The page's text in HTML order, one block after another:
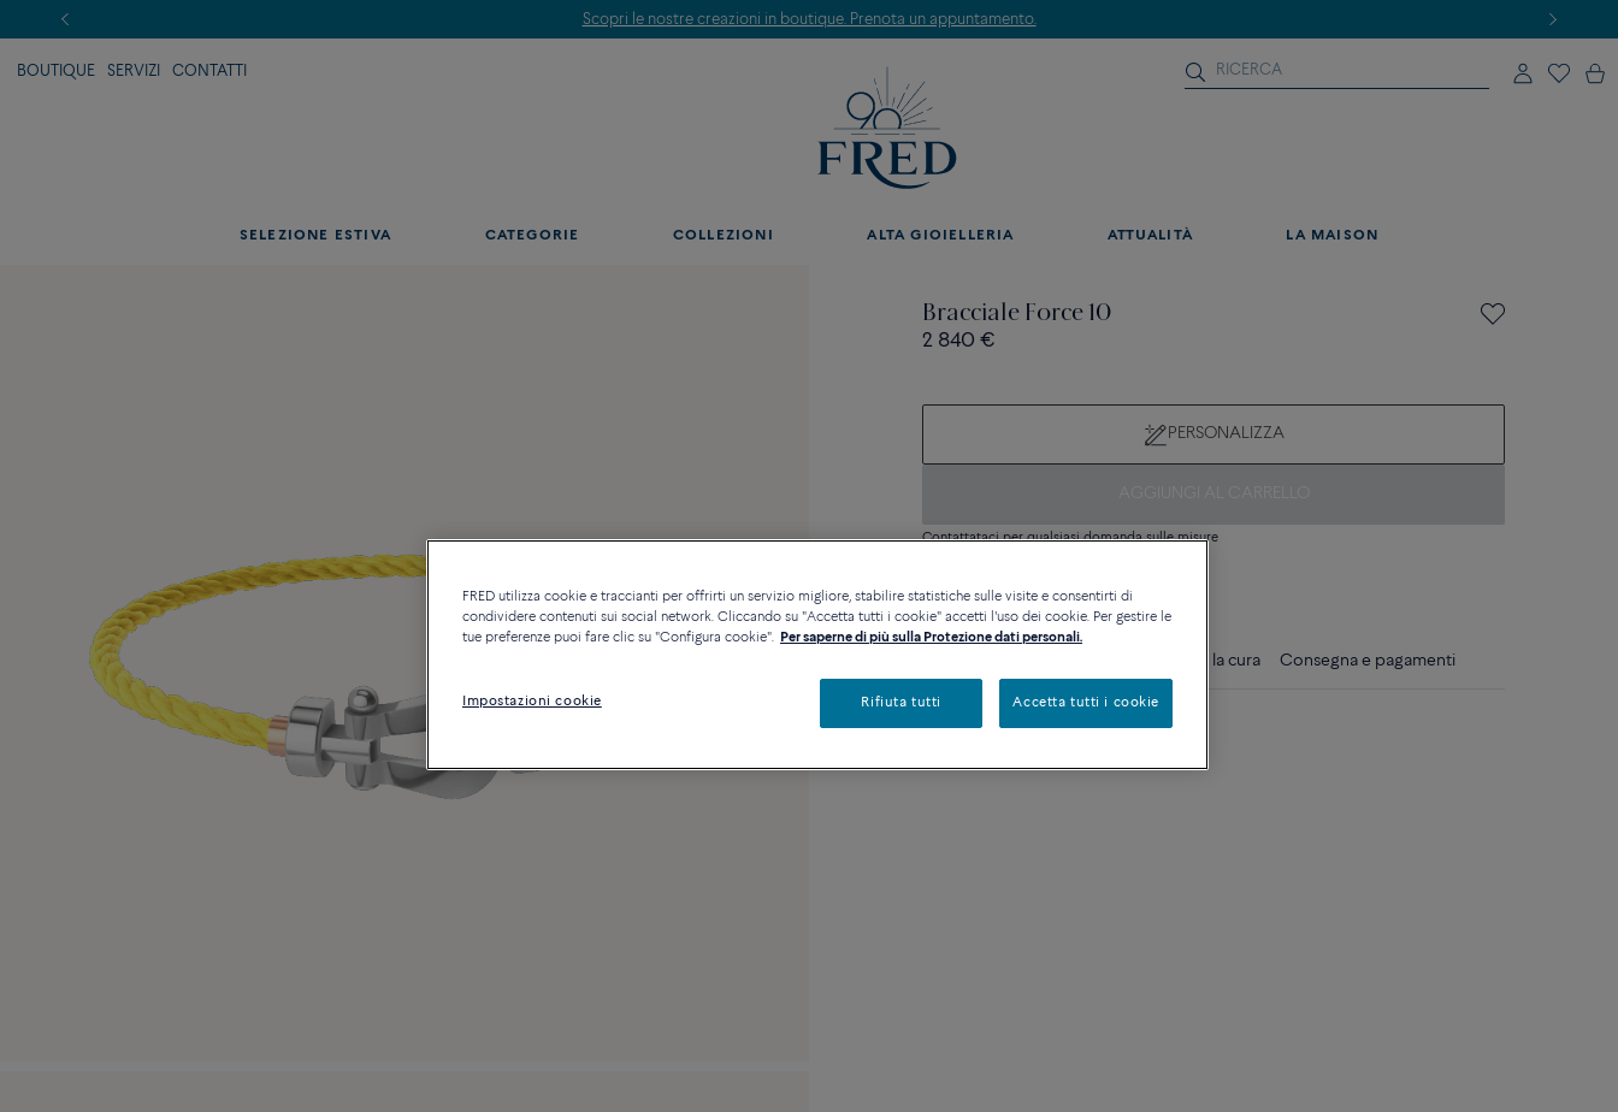
Scopri le nostre creazioni in boutique. Prenota un appuntamento.
BOUTIQUE SERVIZI CONTATTI
SELEZIONE ESTIVA CATEGORIE COLLEZIONI ALTA GIOIELLERIA ATTUALITÀ LA MAISON
Bracciale Force 10
2 840 €
PERSONALIZZA
Contattataci per qualsiasi domanda sulle misure
Consigli per la cura Consegna e pagamenti
FRED utilizza cookie e traccianti per offrirti un servizio migliore, stabilire statistiche sulle visite e consentirti di
condividere contenuti sui social network. Cliccando su "Accetta tutti i cookie" accetti l'uso dei cookie. Per gestire le
tue preferenze puoi fare clic su "Configura cookie". Per saperne di più sulla Protezione dati personali.
Impostazioni cookie Rifiuta tutti Accetta tutti i cookie